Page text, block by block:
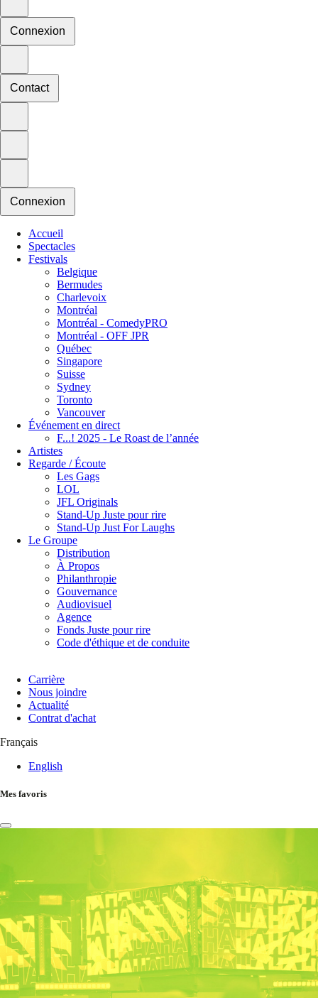
Connexion
Contact
Connexion
Accueil
Spectacles
Festivals
Belgique
Bermudes
Charlevoix
Montréal
Montréal - ComedyPRO
Montréal - OFF JPR
Québec
Singapore
Suisse
Sydney
Toronto
Vancouver
Événement en direct
F...! 2025 - Le Roast de l’année
Artistes
Regarde / Écoute
Les Gags
LOL
JFL Originals
Stand-Up Juste pour rire
Stand-Up Just For Laughs
Le Groupe
Distribution
À Propos
Philanthropie
Gouvernance
Audiovisuel
Agence
Fonds Juste pour rire
Code d'éthique et de conduite
Carrière
Nous joindre
Actualité
Contrat d'achat
Français
English
Mes favoris